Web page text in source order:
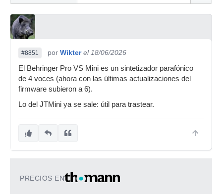
#8851 por Wikter el 18/06/2026
El Behringer Pro VS Mini es un sintetizador parafónico
de 4 voces (ahora con las últimas actualizaciones del
firmware subieron a 6).
Lo del JTMini ya se sale: útil para trastear.
PRECIOS EN